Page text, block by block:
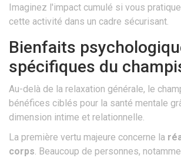
Imaginez l'impact cumulé si vous
cette activité dans un cadre sécurisant.
Bienfaits
spécifiques du
Au-delà de la relaxation générale, le
bénéfices ciblés pour la santé mentale
dimension intime et relationnelle.
La première vertu majeure concerne la
corps. Beaucoup de personnes,